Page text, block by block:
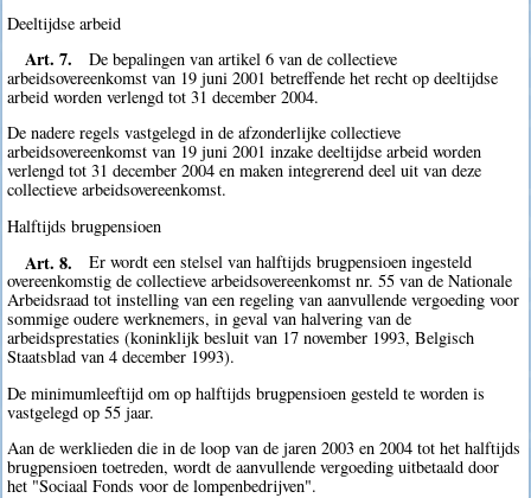
Deeltijdse arbeid
Art. 7.
De bepalingen van artikel 6 van de collectieve
arbeidsovereenkomst van 19 juni 2001 betreffende het recht op deeltijdse
arbeid worden verlengd tot 31 december 2004.
De nadere regels vastgelegd in de afzonderlijke collectieve
arbeidsovereenkomst van 19 juni 2001 inzake deeltijdse arbeid worden
verlengd tot 31 december 2004 en maken integrerend deel uit van deze
collectieve arbeidsovereenkomst.
Halftijds brugpensioen
Art. 8.
Er wordt een stelsel van halftijds brugpensioen ingesteld
overeenkomstig de collectieve arbeidsovereenkomst nr. 55 van de Nationale
Arbeidsraad tot instelling van een regeling van aanvullende vergoeding voor
sommige oudere werknemers, in geval van halvering van de
arbeidsprestaties (koninklijk besluit van 17 november 1993, Belgisch
Staatsblad van 4 december 1993).
De minimumleeftijd om op halftijds brugpensioen gesteld te worden is
vastgelegd op 55 jaar.
Aan de werklieden die in de loop van de jaren 2003 en 2004 tot het halftijds
brugpensioen toetreden, wordt de aanvullende vergoeding uitbetaald door
het "Sociaal Fonds voor de lompenbedrijven".